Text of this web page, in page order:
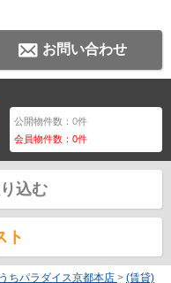
お問い合わせ
公開物件数：0件
会員物件数：0件
込む
ト
ちパラダイス京都本店 > (賃貸)